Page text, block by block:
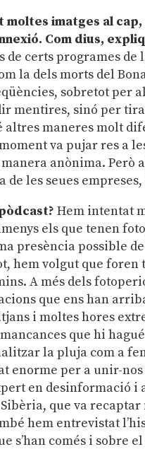
moltes imatges al
Com dius,
de certs programes
la dels morts del
sobretot per
mentires, sinó per
maneres molt
va pujar res a
anònima. Però
de les seues
Hem intentat
els que tenen
presència possible
hem volgut que foren
A més dels
que ens han
i moltes hores
que hi
la pluja com a
enorme per a unir-
en desinformació
que va
hem entrevistat
s’han comés i sobre